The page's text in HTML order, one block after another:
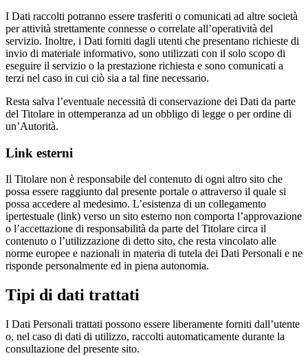
I Dati raccolti potranno essere trasferiti o comunicati ad altre società
per attività strettamente connesse o correlate all’operatività del
servizio. Inoltre, i Dati forniti dagli utenti che presentano richieste di
invio di materiale informativo, sono utilizzati con il solo scopo di
eseguire il servizio o la prestazione richiesta e sono comunicati a
terzi nel caso in cui ciò sia a tal fine necessario.
Resta salva l’eventuale necessità di conservazione dei Dati da parte
del Titolare in ottemperanza ad un obbligo di legge o per ordine di
un’Autorità.
Link esterni
Il Titolare non è responsabile del contenuto di ogni altro sito che
possa essere raggiunto dal presente portale o attraverso il quale si
possa accedere al medesimo. L’esistenza di un collegamento
ipertestuale (link) verso un sito esterno non comporta l’approvazione
o l’accettazione di responsabilità da parte del Titolare circa il
contenuto o l’utilizzazione di detto sito, che resta vincolato alle
norme europee e nazionali in materia di tutela dei Dati Personali e ne
risponde personalmente ed in piena autonomia.
Tipi di dati trattati
I Dati Personali trattati possono essere liberamente forniti dall’utente
o, nel caso di dati di utilizzo, raccolti automaticamente durante la
consultazione del presente sito.